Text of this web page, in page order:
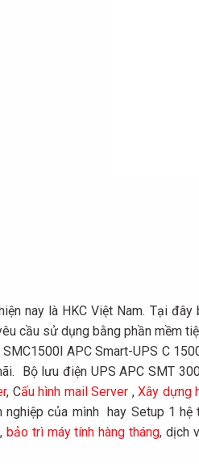
nay là HKC Việt Nam. Tại đây
cầu sử dụng bằng phần mềm
APC Smart-UPS C
Bộ lưu điện UPS APC SMT
, Cấu hình mail Server , Xây dựng
của mình hay Setup 1 hệ
bảo trì máy tính hàng tháng, dịch